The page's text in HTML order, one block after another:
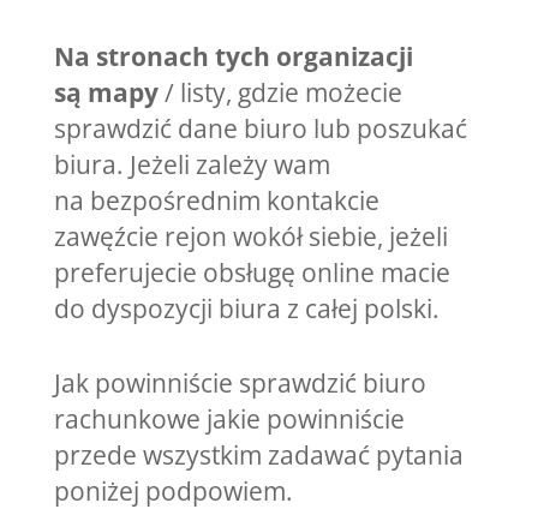
Na stronach tych organizacji
są mapy/ listy, gdzie możecie
sprawdzić dane biuro lub poszukać
biura. Jeżeli zależy wam
na bezpośrednim kontakcie
zawęźcie rejon wokół siebie, jeżeli
preferujecie obsługę online macie
do dyspozycji biura z całej polski.
Jak powinniście sprawdzić biuro
rachunkowe jakie powinniście
przede wszystkim zadawać pytania
poniżej podpowiem.